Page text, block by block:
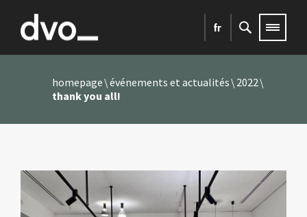
fr
homepage événements et actualités 2022
thank you all!